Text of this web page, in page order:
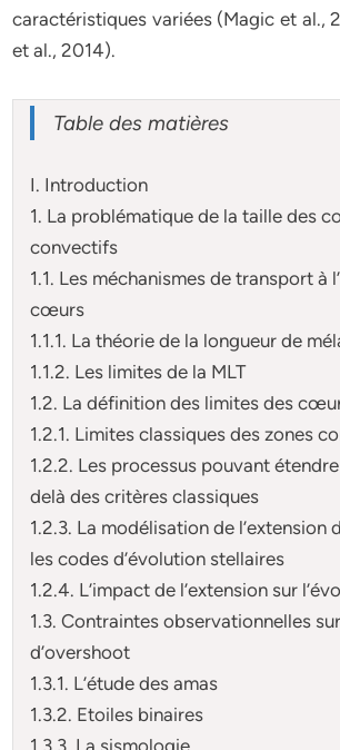
caractéristiques variées (Magic et al.,
et al., 2014).
Table des matières
I. Introduction
1. La problématique de la taille des
convectifs
1.1. Les méchanismes de transport à
cœurs
1.1.1. La théorie de la longueur de
1.1.2. Les limites de la MLT
1.2. La définition des limites des
1.2.1. Limites classiques des zones
1.2.2. Les processus pouvant
delà des critères classiques
1.2.3. La modélisation de
les codes d’évolution stellaires
1.2.4. L’impact de l’extension sur
1.3. Contraintes observationnelles
d’overshoot
1.3.1. L’étude des amas
1.3.2. Etoiles binaires
1.3.3. La sismologie